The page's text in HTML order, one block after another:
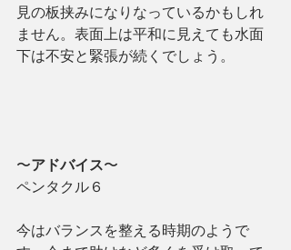
見の板挟みになりなっているかもしれ
ません。表面上は平和に見えても水面
下は不安と緊張が続くでしょう。
〜アドバイス〜
ペンタクル６
今はバランスを整える時期のようで